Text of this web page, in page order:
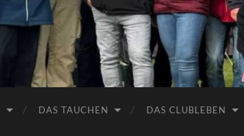
DAS TAUCHEN DAS CLUBLEBEN